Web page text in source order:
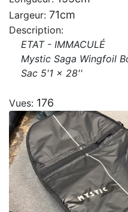
Largeur: 71cm
Description:
ETAT - IMMACULÉ
Mystic Saga Wingfoil
Sac 5'1 x 28''
Vues: 176